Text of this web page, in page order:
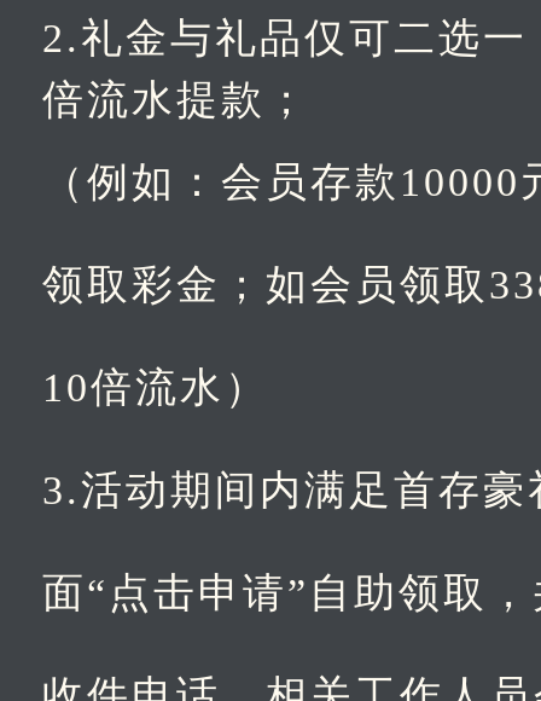
2.礼金与礼品仅可二选
倍流水提款；
（例如：会员存款
领取彩金；如会员领取
10倍流水）
3.活动期间内满足首存
面“点击申请”自助领取